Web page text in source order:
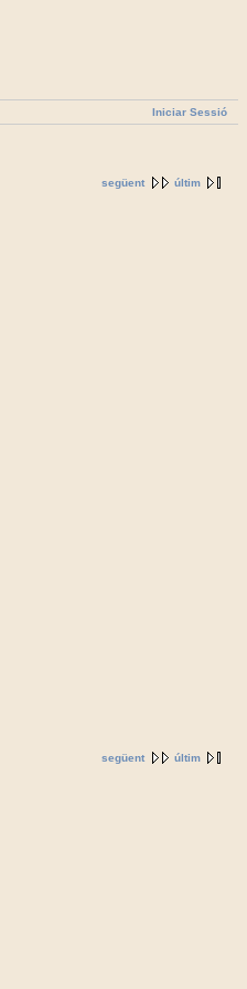
Iniciar Sessió
següent últim
següent últim